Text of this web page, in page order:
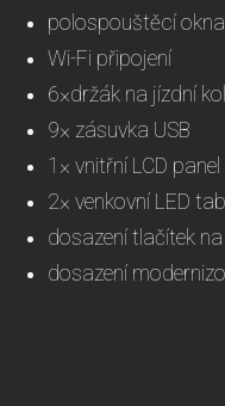
polospouštěcí okna
Wi-Fi připojení
6×držák na jízdní
9× zásuvka USB
1× vnitřní LCD
2× venkovní LED
dosazení tlačítek
dosazení